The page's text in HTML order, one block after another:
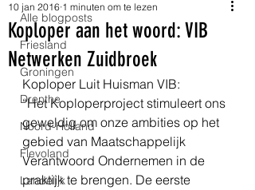
Alle blogposts
Friesland
Groningen
Drenthe
Noord-Holland
Flevoland
Landelijk
Koploper aan het woord: VIB
Netwerken Zuidbroek
10 jan 2016 1 minuten om te lezen
Koploper Luit Huisman VIB:
“Het Koploperproject stimuleert ons
geweldig om onze ambities op het
gebied van Maatschappelijk
Verantwoord Ondernemen in de
praktijk te brengen. De eerste